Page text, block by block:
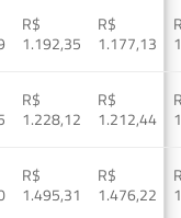
R$
1.192,35
R$
1.177,13
R$
1.228,12
R$
1.212,44
R$
1.495,31
R$
1.476,22